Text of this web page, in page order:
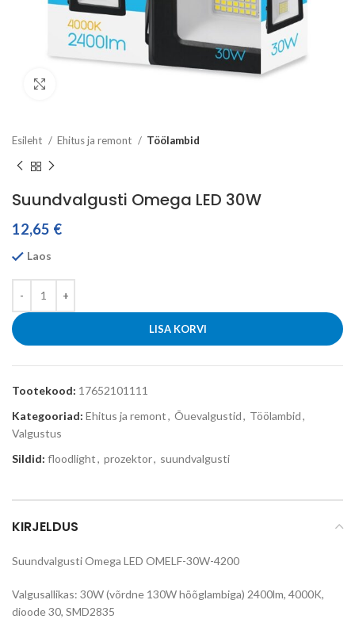
Esileht Ehitus ja remont Töölambid
Suundvalgusti Omega LED 30W
12,65 €
Laos
LISA KORVI
Tootekood: 17652101111
Kategooriad: Ehitus ja remont, Õuevalgustid, Töölambid,
Valgustus
Sildid: floodlight, prozektor, suundvalgusti
KIRJELDUS
Suundvalgusti Omega LED OMELF-30W-4200
Valgusallikas: 30W (võrdne 130W hõõglambiga) 2400lm, 4000K,
dioode 30, SMD2835